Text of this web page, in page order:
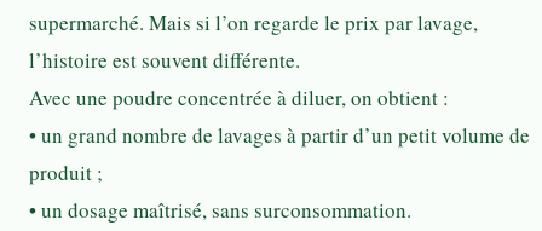
supermarché. Mais si l’on regarde le prix par lavage,
l’histoire est souvent différente.
Avec une poudre concentrée à diluer, on obtient :
• un grand nombre de lavages à partir d’un petit volume de
produit ;
• un dosage maîtrisé, sans surconsommation.